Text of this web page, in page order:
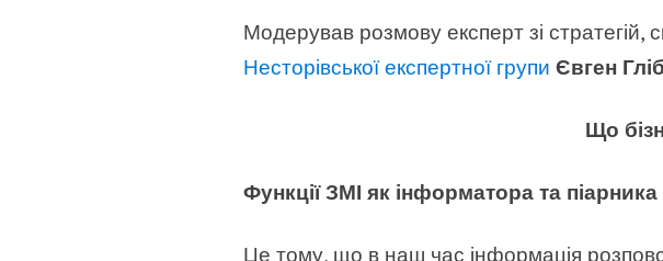
Модерував розмову експерт зі стратегій,
Несторівської експертної групи Євген
Що
Функції ЗМІ як інформатора та
Це тому, що в наш час інформація